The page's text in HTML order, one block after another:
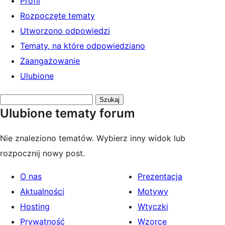
Rozpoczęte tematy
Utworzono odpowiedzi
Tematy, na które odpowiedziano
Zaangażowanie
Ulubione
tematy:
Ulubione tematy forum
Nie znaleziono tematów. Wybierz inny widok lub
rozpocznij nowy post.
O nas
Aktualności
Hosting
Prywatność
Prezentacja
Motywy
Wtyczki
Wzorce